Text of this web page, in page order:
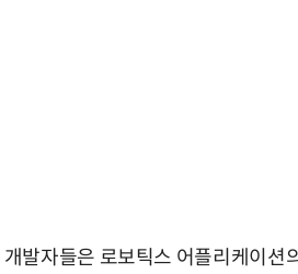
발자들은 로보틱스 어플리케이